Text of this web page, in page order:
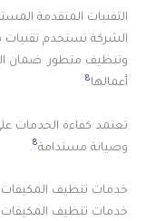
التقنيات المتقدمة
الشركة تستخدم
وتنظيف متطور. ضمان
أعمالها8
.
تعتمد كفاءة الخدمات
وصيانة مستدامة8
.
خدمات تنظيف المكيفات
خدمات تنظيف المكيفات